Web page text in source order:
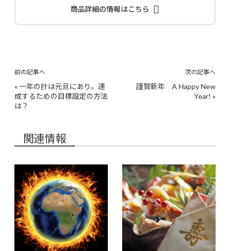
商品詳細の情報はこちら
前の記事へ
« 一年の計は元旦にあり。達
成するための目標設定の方法
は？
次の記事へ
謹賀新年 A Happy New
Year! »
関連情報